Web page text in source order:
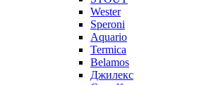
Wester
Speroni
Aquario
Termica
Belamos
Джилекс